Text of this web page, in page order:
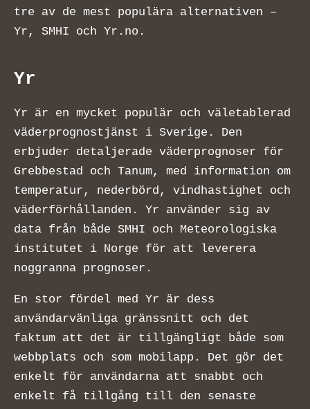
tre av de mest populära alternativen –
Yr, SMHI och Yr.no.
Yr
Yr är en mycket populär och väletablerad
väderprognostjänst i Sverige. Den
erbjuder detaljerade väderprognoser för
Grebbestad och Tanum, med information om
temperatur, nederbörd, vindhastighet och
väderförhållanden. Yr använder sig av
data från både SMHI och Meteorologiska
institutet i Norge för att leverera
noggranna prognoser.
En stor fördel med Yr är dess
användarvänliga gränssnitt och det
faktum att det är tillgängligt både som
webbplats och som mobilapp. Det gör det
enkelt för användarna att snabbt och
enkelt få tillgång till den senaste